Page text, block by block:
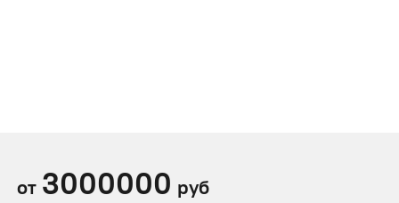
от 3000000 руб